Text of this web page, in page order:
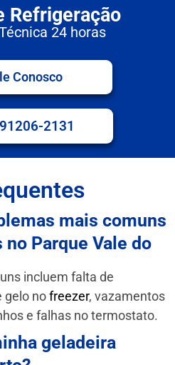
Refrigeração
24 horas
Conosco
2131
mais comuns
Parque Vale do
incluem falta de
gelo nofreezer, vazamentos
e falhas no termostato.
geladeira